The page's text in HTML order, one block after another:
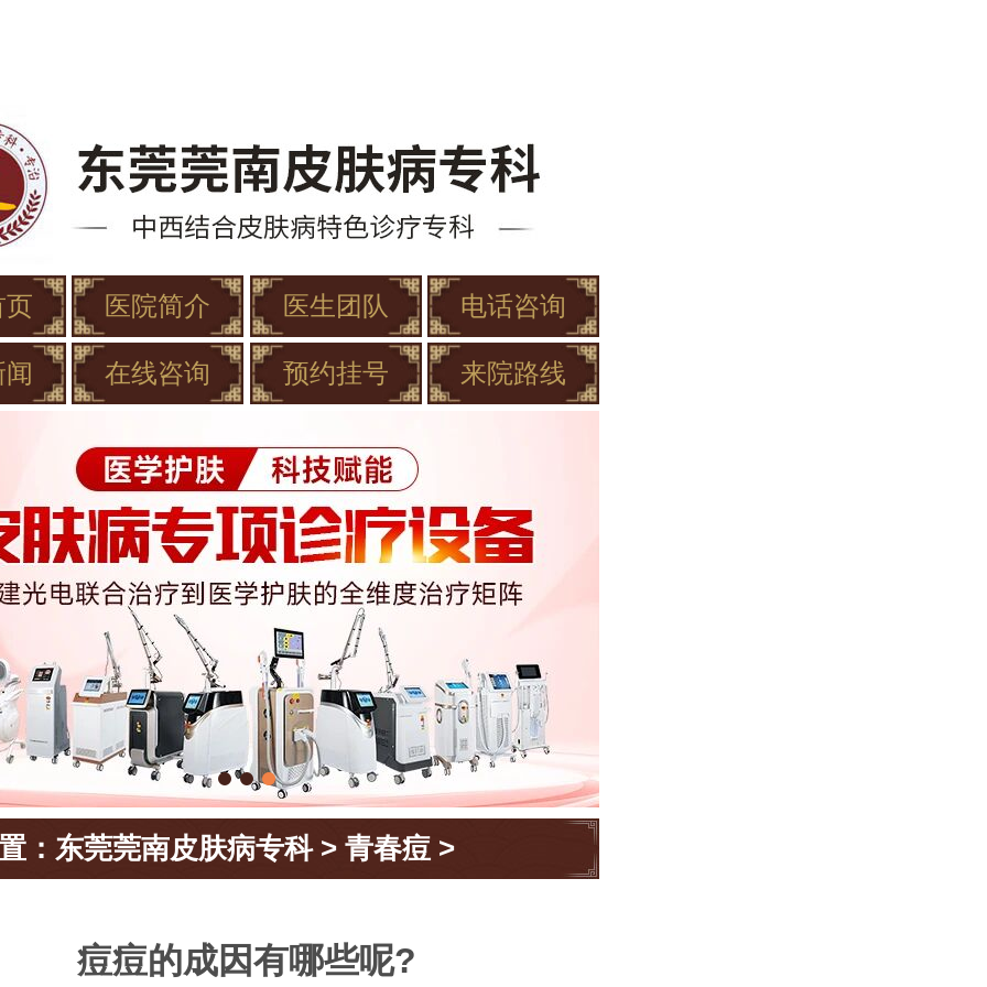
页 医院简介 医生团队 电话咨询
在线咨询 预约挂号 来院路线
： 东莞莞南皮肤病专科> 青春痘 >
痘痘的成因有哪些呢?